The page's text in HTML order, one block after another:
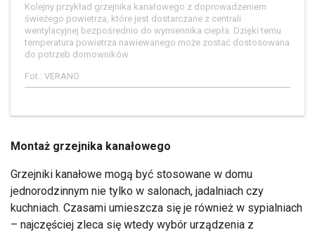
Kolejny przykład grzejnika kanałowego z doprowadzeniem
świeżego powietrza, które jest dostarczane z centrali
wentylacyjnej bezpośrednio do wymiennika ciepła. Dzięki temu
temperatura powietrza nawiewanego może zostać dostosowana
do potrzeb domowników
Fot.: VERANO
Montaż grzejnika kanałowego
Grzejniki kanałowe mogą być stosowane w domu
jednorodzinnym nie tylko w salonach, jadalniach czy
kuchniach. Czasami umieszcza się je również w sypialniach
– najczęściej zleca się wtedy wybór urządzenia z